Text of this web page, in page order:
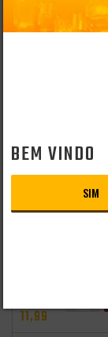
R$ 114,99
11,99
BEM VINDO
SIM